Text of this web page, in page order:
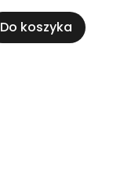
Do koszyka